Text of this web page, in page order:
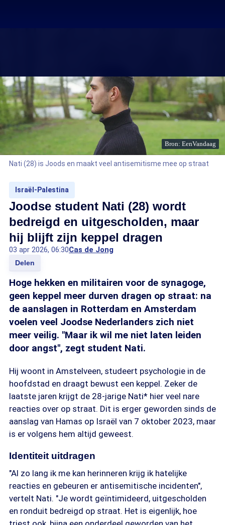
Bron: EenVandaag
Nati (28) is Joods en maakt veel antisemitisme mee op straat
Israël-Palestina
Joodse student Nati (28) wordt
bedreigd en uitgescholden, maar
hij blijft zijn keppel dragen
03 apr 2026, 06:30Cas de Jong
Delen
Hoge hekken en militairen voor de synagoge,
geen keppel meer durven dragen op straat: na
de aanslagen in Rotterdam en Amsterdam
voelen veel Joodse Nederlanders zich niet
meer veilig. "Maar ik wil me niet laten leiden
door angst", zegt student Nati.
Hij woont in Amstelveen, studeert psychologie in de
hoofdstad en draagt bewust een keppel. Zeker de
laatste jaren krijgt de 28-jarige Nati* hier veel nare
reacties over op straat. Dit is erger geworden sinds de
aanslag van Hamas op Israël van 7 oktober 2023, maar
is er volgens hem altijd geweest.
Identiteit uitdragen
"Al zo lang ik me kan herinneren krijg ik hatelijke
reacties en gebeuren er antisemitische incidenten",
vertelt Nati. "Je wordt geïntimideerd, uitgescholden
en ronduit bedreigd op straat. Het is eigenlijk, hoe